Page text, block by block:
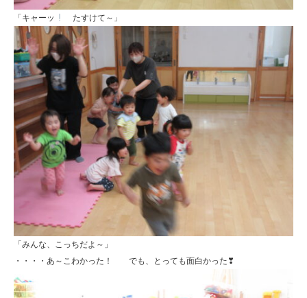
「キャーッ たすけて～」
「みんな、こっちだよ～」
・・・・あ～こわかった！ でも、とっても面白かった❣